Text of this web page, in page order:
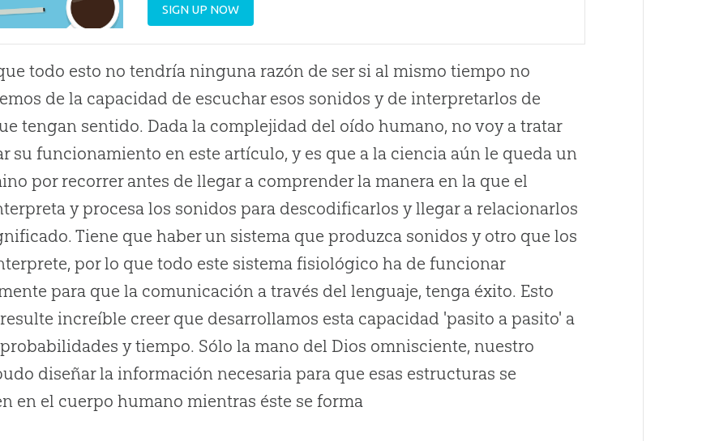
SIGN UP NOW
todo esto no tendría ninguna razón de ser si al mismo tiempo no
de la capacidad de escuchar esos sonidos y de interpretarlos de
tengan sentido. Dada la complejidad del oído humano, no voy a tratar
su funcionamiento en este artículo, y es que a la ciencia aún le queda un
por recorrer antes de llegar a comprender la manera en la que el
y procesa los sonidos para descodificarlos y llegar a relacionarlos
Tiene que haber un sistema que produzca sonidos y otro que los
por lo que todo este sistema fisiológico ha de funcionar
para que la comunicación a través del lenguaje, tenga éxito. Esto
increíble creer que desarrollamos esta capacidad 'pasito a pasito' a
y tiempo. Sólo la mano del Dios omnisciente, nuestro
diseñar la información necesaria para que esas estructuras se
en el cuerpo humano mientras éste se forma